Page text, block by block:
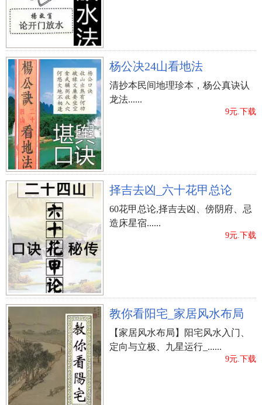
杨公决24山看地法
清抄本民间地理珍本，杨公真诀认
龙法......
9元.下载
择吉去凶_六十花甲总论
60花甲总论,择吉去凶、傍阴府、忌
造床星宿......
9元.下载
教你看阳宅_家居风水布局
【家居风水布局】阳宅风水入门、
定向与立极、九星运行_......
9元.下载